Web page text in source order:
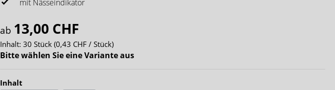
DryNites
mit Nässeindikator
ab 13,00 CHF
Inhalt: 30 Stück (0,43 CHF / Stück)
Bitte wählen Sie eine Variante aus
Inhalt